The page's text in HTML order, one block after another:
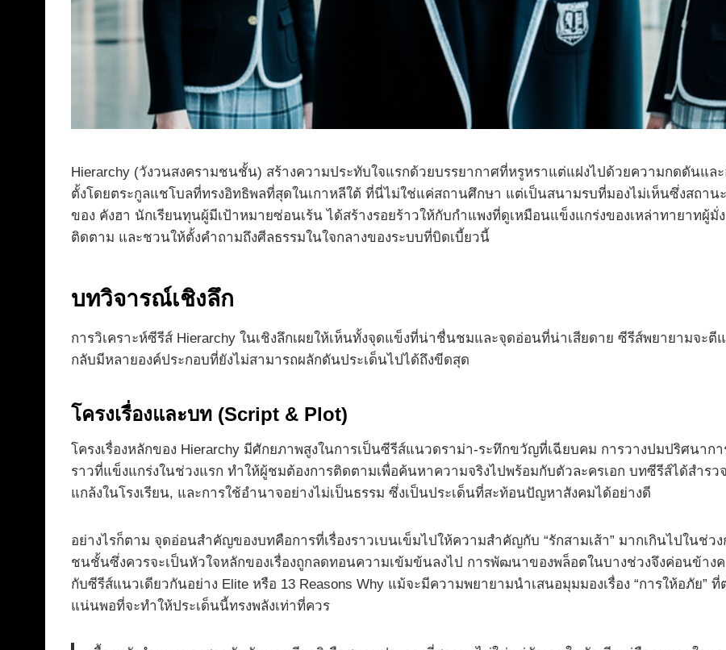
Hierarchy (วังวนสงครามชนชั้น) สร้างความประทับใจแรกด้วยบรรยากาศที่หรูหราแต่แฝงไปด้วยความกดดันแ
ตั้งโดยตระกูลแชโบลที่ทรงอิทธิพลที่สุดในเกาหลีใต้ ที่นี่ไม่ใช่แค่สถานศึกษา แต่เป็นสนามรบที่มองไม่เห็นซึ่งสถาน
ของ คังฮา นักเรียนทุนผู้มีเป้าหมายซ่อนเร้น ได้สร้างรอยร้าวให้กับกำแพงที่ดูเหมือนแข็งแกร่งของเหล่าทายาทผู้มั่
ติดตาม และชวนให้ตั้งคำถามถึงศีลธรรมในใจกลางของระบบที่บิดเบี้ยวนี้
บทวิจารณ์เชิงลึก
การวิเคราะห์ซีรีส์ Hierarchy ในเชิงลึกเผยให้เห็นทั้งจุดแข็งที่น่าชื่นชมและจุดอ่อนที่น่าเสียดาย ซีรีส์พยายามจะ
กลับมีหลายองค์ประกอบที่ยังไม่สามารถผลักดันประเด็นไปได้ถึงขีดสุด
โครงเรื่องและบท (Script & Plot)
โครงเรื่องหลักของ Hierarchy มีศักยภาพสูงในการเป็นซีรีส์แนวดราม่า-ระทึกขวัญที่เฉียบคม การวางปมปริศนาก
ราวที่แข็งแกร่งในช่วงแรก ทำให้ผู้ชมต้องการติดตามเพื่อค้นหาความจริงไปพร้อมกับตัวละครเอก บทซีรีส์ได้สำร
แกล้งในโรงเรียน, และการใช้อำนาจอย่างไม่เป็นธรรม ซึ่งเป็นประเด็นที่สะท้อนปัญหาสังคมได้อย่างดี
อย่างไรก็ตาม จุดอ่อนสำคัญของบทคือการที่เรื่องราวเบนเข็มไปให้ความสำคัญกับ “รักสามเส้า” มากเกินไปในช่ว
ชนชั้นซึ่งควรจะเป็นหัวใจหลักของเรื่องถูกลดทอนความเข้มข้นลงไป การพัฒนาของพล็อตในบางช่วงจึงค่อนข้าง
กับซีรีส์แนวเดียวกันอย่าง Elite หรือ 13 Reasons Why แม้จะมีความพยายามนำเสนอมุมมองเรื่อง “การให้อภัย”
แน่นพอที่จะทำให้ประเด็นนี้ทรงพลังเท่าที่ควร